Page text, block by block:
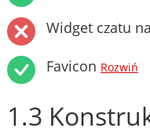
Widget czatu
Favicon Rozwiń
1.3